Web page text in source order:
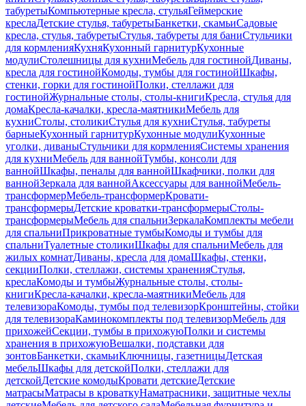
табуретыКомпьютерные кресла, стульяГеймерские
креслаДетские стулья, табуретыБанкетки, скамьиСадовые
кресла, стулья, табуретыСтулья, табуреты для баниСтульчики
для кормленияКухняКухонный гарнитурКухонные
модулиСтолешницы для кухниМебель для гостинойДиваны,
кресла для гостинойКомоды, тумбы для гостинойШкафы,
стенки, горки для гостинойПолки, стеллажи для
гостинойЖурнальные столы, столы-книгиКресла, стулья для
домаКресла-качалки, кресла-маятникиМебель для
кухниСтолы, столикиСтулья для кухниСтулья, табуреты
барныеКухонный гарнитурКухонные модулиКухонные
уголки, диваныСтульчики для кормленияСистемы хранения
для кухниМебель для ваннойТумбы, консоли для
ваннойШкафы, пеналы для ваннойШкафчики, полки для
ваннойЗеркала для ваннойАксессуары для ваннойМебель-
трансформерМебель-трансформерКровати-
трансформерыДетские кроватки-трансформерыСтолы-
трансформерыМебель для спальниЗеркалаКомплекты мебели
для спальниПрикроватные тумбыКомоды и тумбы для
спальниТуалетные столикиШкафы для спальниМебель для
жилых комнатДиваны, кресла для домаШкафы, стенки,
секцииПолки, стеллажи, системы храненияСтулья,
креслаКомоды и тумбыЖурнальные столы, столы-
книгиКресла-качалки, кресла-маятникиМебель для
телевизораКомоды, тумбы под телевизорКронштейны, стойки
для телевизораКаминокомплекты под телевизорМебель для
прихожейСекции, тумбы в прихожуюПолки и системы
хранения в прихожуюВешалки, подставки для
зонтовБанкетки, скамьиКлючницы, газетницыДетская
мебельШкафы для детскойПолки, стеллажи для
детскойДетские комодыКровати детскиеДетские
матрасыМатрасы в кроваткуНаматрасники, защитные чехлы